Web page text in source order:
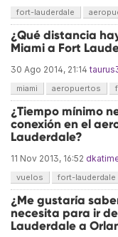
fort-lauderdale
¿Qué distancia
Miami a Fort
30 Ago 2014, 21:14
miami aeropuertos
¿Tiempo mínimo
conexión en el
Lauderdale?
11 Nov 2013, 16:52
vuelos fort-lauderdale
¿Me gustaría
necesita para ir
Lauderdale a